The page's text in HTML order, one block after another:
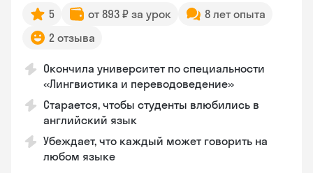
5 от 893 ₽ за урок
8 лет опыта
2 отзыва
Окончила университет по специальности
«Лингвистика и переводоведение»
Старается, чтобы студенты влюбились в
английский язык
Убеждает, что каждый может говорить на
любом языке